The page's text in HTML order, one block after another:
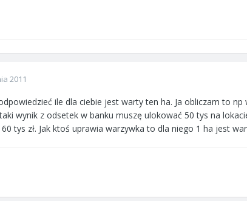
2011
ile dla ciebie jest warty ten ha. Ja obliczam to
wynik z odsetek w banku muszę ulokować 50 tys na
tys zł. Jak ktoś uprawia warzywka to dla niego 1 ha jest